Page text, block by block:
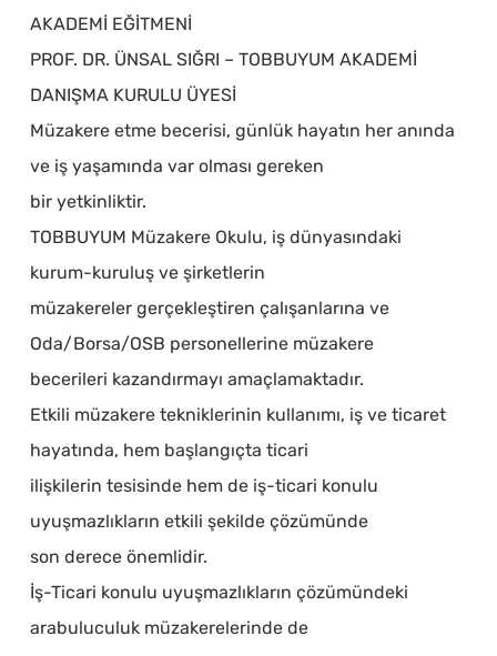
AKADEMİ EĞİTMENİ
PROF. DR. ÜNSAL SIĞRI – TOBBUYUM AKADEMİ
DANIŞMA KURULU ÜYESİ
Müzakere etme becerisi, günlük hayatın her anında
ve iş yaşamında var olması gereken
bir yetkinliktir.
TOBBUYUM Müzakere Okulu, iş dünyasındaki
kurum-kuruluş ve şirketlerin
müzakereler gerçekleştiren çalışanlarına ve
Oda/Borsa/OSB personellerine müzakere
becerileri kazandırmayı amaçlamaktadır.
Etkili müzakere tekniklerinin kullanımı, iş ve ticaret
hayatında, hem başlangıçta ticari
ilişkilerin tesisinde hem de iş-ticari konulu
uyuşmazlıkların etkili şekilde çözümünde
son derece önemlidir.
İş-Ticari konulu uyuşmazlıkların çözümündeki
arabuluculuk müzakerelerinde de